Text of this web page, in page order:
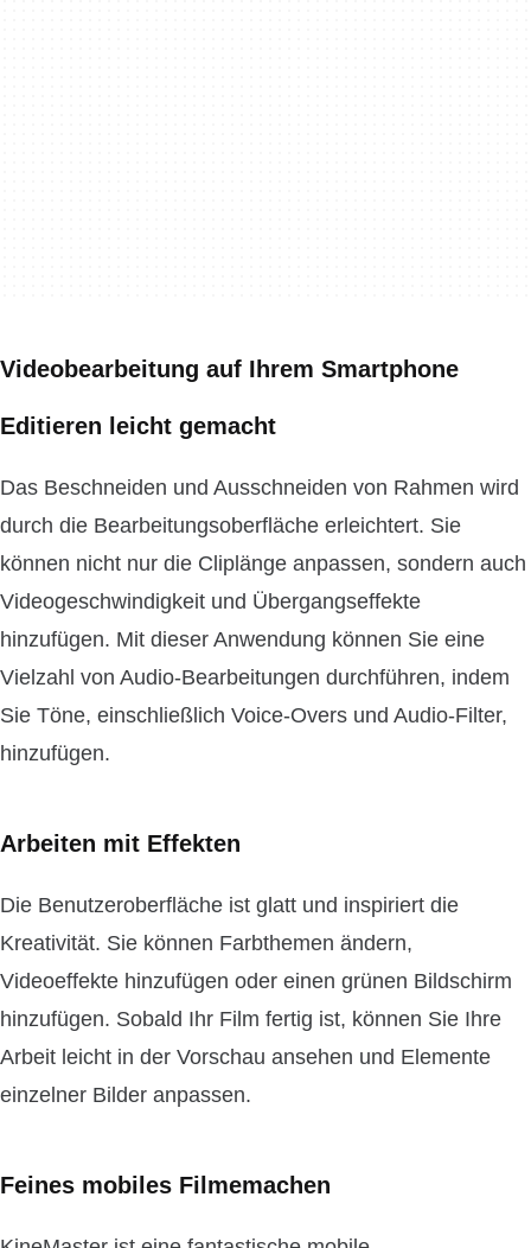
Videobearbeitung auf Ihrem Smartphone
Editieren leicht gemacht
Das Beschneiden und Ausschneiden von Rahmen wird
durch die Bearbeitungsoberfläche erleichtert. Sie
können nicht nur die Cliplänge anpassen, sondern auch
Videogeschwindigkeit und Übergangseffekte
hinzufügen. Mit dieser Anwendung können Sie eine
Vielzahl von Audio-Bearbeitungen durchführen, indem
Sie Töne, einschließlich Voice-Overs und Audio-Filter,
hinzufügen.
Arbeiten mit Effekten
Die Benutzeroberfläche ist glatt und inspiriert die
Kreativität. Sie können Farbthemen ändern,
Videoeffekte hinzufügen oder einen grünen Bildschirm
hinzufügen. Sobald Ihr Film fertig ist, können Sie Ihre
Arbeit leicht in der Vorschau ansehen und Elemente
einzelner Bilder anpassen.
Feines mobiles Filmemachen